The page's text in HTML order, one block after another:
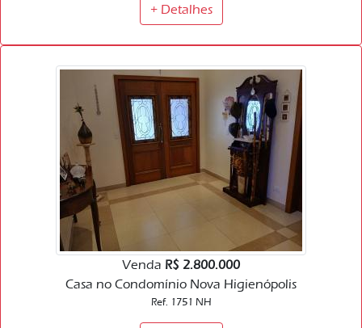
+ Detalhes
Venda R$ 2.800.000
Casa no Condomínio Nova Higienópolis
Ref. 1751 NH